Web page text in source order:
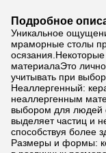
Подробное
Уникальное
мраморные столы
материалаЭто
учитывать при
Неаллергенный:
неаллергенным
выбором для людей
выделяет частиц и
способствуя более
Размеры и формы: